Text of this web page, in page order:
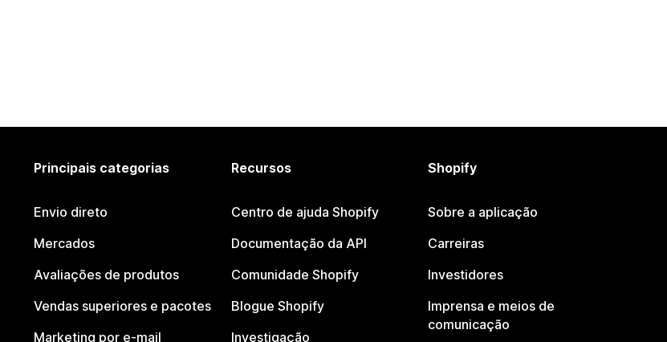
Principais categorias
Envio direto
Mercados
Avaliações de produtos
Vendas superiores e pacotes
Marketing por e-mail
Recursos
Centro de ajuda Shopify
Documentação da API
Comunidade Shopify
Blogue Shopify
Investigação
Shopify
Sobre a aplicação
Carreiras
Investidores
Imprensa e meios de
comunicação